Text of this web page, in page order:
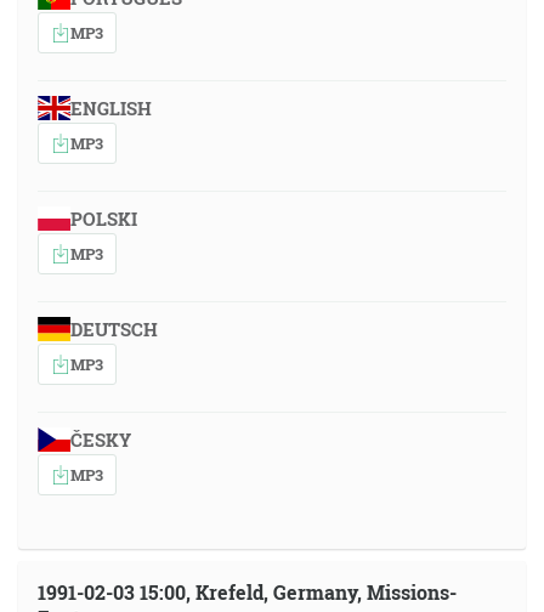
MP3
ENGLISH
MP3
POLSKI
MP3
DEUTSCH
MP3
ČESKY
MP3
1991-02-03 15:00, Krefeld, Germany, Missions-